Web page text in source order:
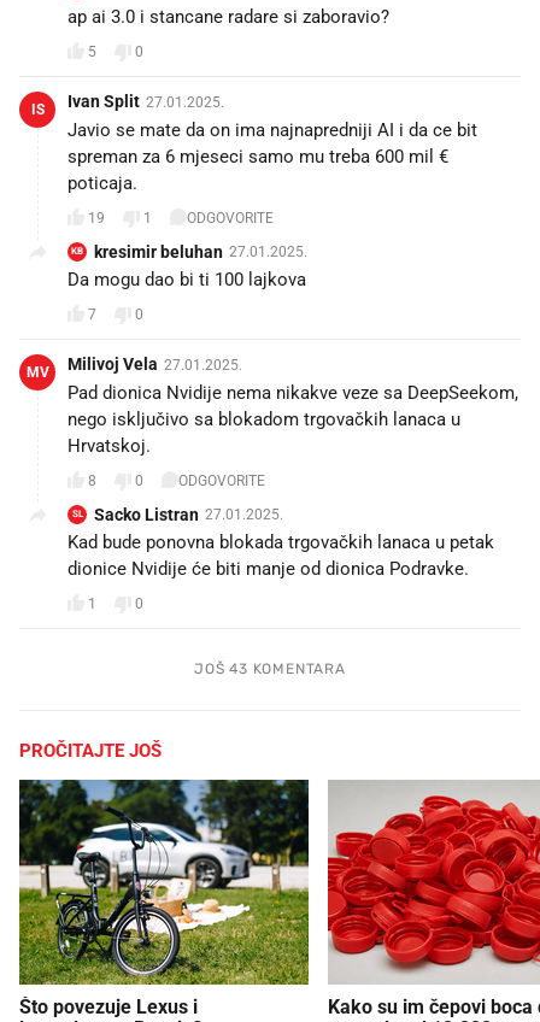
ap ai 3.0 i stancane radare si zaboravio?
5 0
IS Ivan Split 27.01.2025.
Javio se mate da on ima najnapredniji AI i da ce bit
spreman za 6 mjeseci samo mu treba 600 mil €
poticaja.
19 1 ODGOVORITE
KB kresimir beluhan 27.01.2025.
Da mogu dao bi ti 100 lajkova
7 0
MV Milivoj Vela 27.01.2025.
Pad dionica Nvidije nema nikakve veze sa DeepSeekom,
nego isključivo sa blokadom trgovačkih lanaca u
Hrvatskoj.
8 0 ODGOVORITE
SL Sacko Listran 27.01.2025.
Kad bude ponovna blokada trgovačkih lanaca u petak
dionice Nvidije će biti manje od dionica Podravke.
1 0
JOŠ 43 KOMENTARA
PROČITAJTE JOŠ
Što povezuje Lexus i
Kako su im čepovi boca